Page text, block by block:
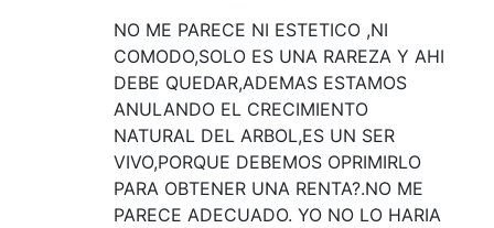
NO ME PARECE NI ESTETICO ,NI
COMODO,SOLO ES UNA RAREZA Y AHI
DEBE QUEDAR,ADEMAS ESTAMOS
ANULANDO EL CRECIMIENTO
NATURAL DEL ARBOL,ES UN SER
VIVO,PORQUE DEBEMOS OPRIMIRLO
PARA OBTENER UNA RENTA?.NO ME
PARECE ADECUADO. YO NO LO HARIA